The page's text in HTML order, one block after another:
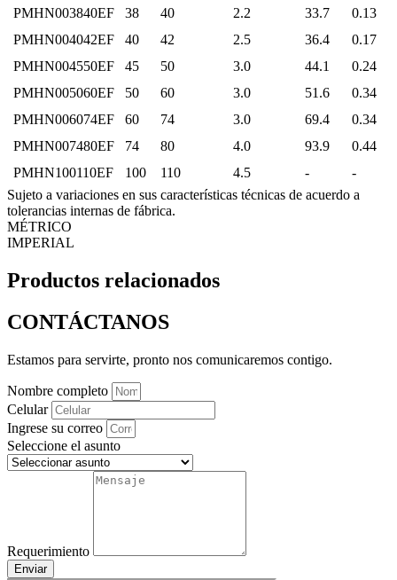
PMHN003840EF
38 40 2.2 33.7
0.13
PMHN004042EF
40 42 2.5 36.4
0.17
PMHN004550EF
45 50 3.0 44.1
0.24
PMHN005060EF
50 60 3.0 51.6
0.34
PMHN006074EF
60 74 3.0 69.4
0.34
PMHN007480EF
74 80 4.0 93.9
0.44
PMHN100110EF
100 110 4.5 -
-
Sujeto a variaciones en sus características técnicas de acuerdo a
tolerancias internas de fábrica.
MÉTRICO
IMPERIAL
Productos relacionados
CONTÁCTANOS
Estamos para servirte, pronto nos comunicaremos contigo.
Nombre completo
Celular
Ingrese su correo
Seleccione el asunto
Requerimiento
Enviar